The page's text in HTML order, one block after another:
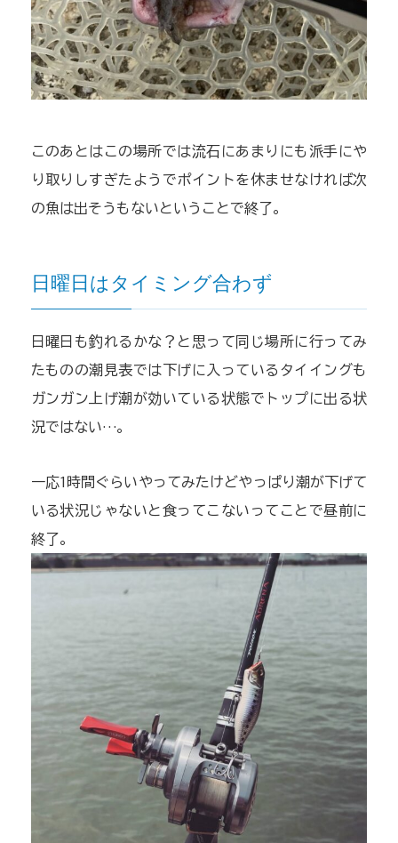
このあとはこの場所では流石にあまりにも派手にや
り取りしすぎたようでポイントを休ませなければ次
の魚は出そうもないということで終了。
日曜日はタイミング合わず
日曜日も釣れるかな？と思って同じ場所に行ってみ
たものの潮見表では下げに入っているタイイングも
ガンガン上げ潮が効いている状態でトップに出る状
況ではない…。
一応1時間ぐらいやってみたけどやっぱり潮が下げて
いる状況じゃないと食ってこないってことで昼前に
終了。